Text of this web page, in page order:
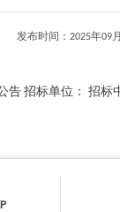
发布时间：2025年
告 招标单位： 招标